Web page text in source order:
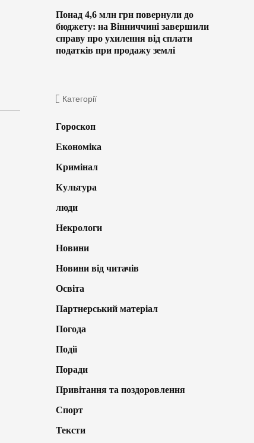
Понад 4,6 млн грн повернули до
бюджету: на Вінниччині завершили
справу про ухилення від сплати
податків при продажу землі
Категорії
Гороскоп
Економіка
Кримінал
Культура
люди
Некрологи
Новини
Новини від читачів
Освіта
Партнерський матеріал
Погода
Події
Поради
Привітання та поздоровлення
Спорт
Тексти